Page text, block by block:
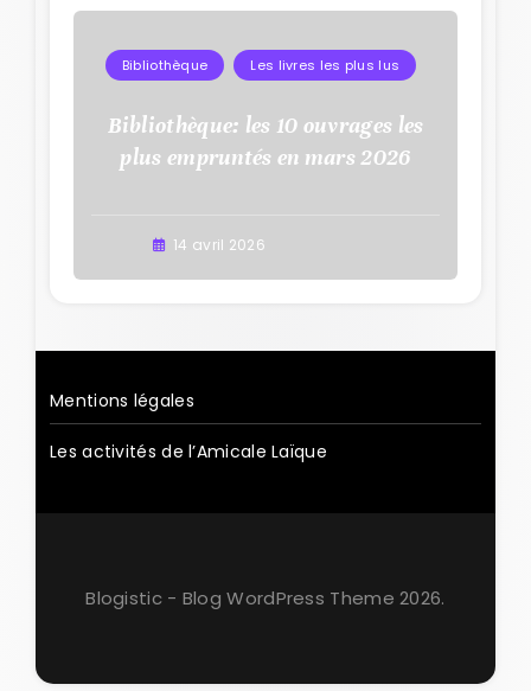
Bibliothèque Les livres les plus lus
Bibliothèque: les 10 ouvrages les
plus empruntés en mars 2026
14 avril 2026
Mentions légales
Les activités de l’Amicale Laïque
Blogistic - Blog WordPress Theme 2026.